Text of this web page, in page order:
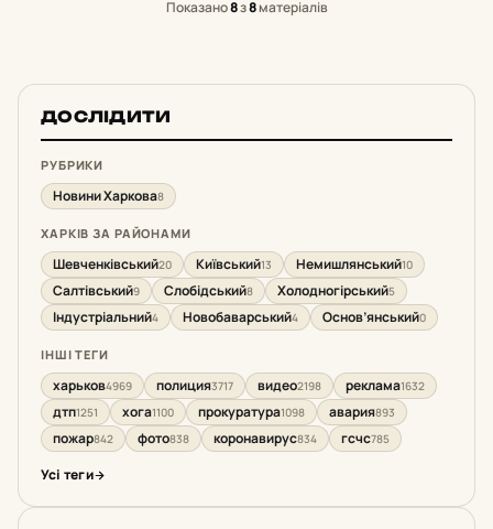
Показано8з8матеріалів
ДОСЛІДИТИ
РУБРИКИ
Новини Харкова8
ХАРКІВ ЗА РАЙОНАМИ
Шевченківський20 Київський13 Немишлянський10
Салтівський9 Слобідський8 Холодногірський5
Індустріальний4 Новобаварський4 Основ’янський0
ІНШІ ТЕГИ
харьков4969 полиция3717 видео2198 реклама1632
дтп1251 хога1100 прокуратура1098 авария893
пожар842 фото838 коронавирус834 гсчс785
Усі теги